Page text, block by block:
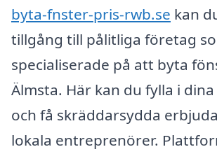
byta-fnster-pris-rwb.se kan
tillgång till pålitliga företag
specialiserade på att byta
Älmsta. Här kan du fylla i
och få skräddarsydda
lokala entreprenörer.